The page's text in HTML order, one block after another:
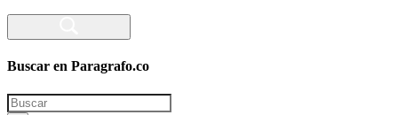
Buscar en Paragrafo.co
Search